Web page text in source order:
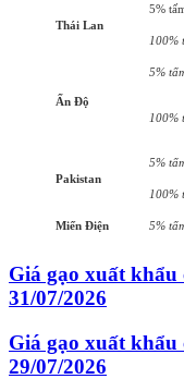
Thái Lan
5%
100%
Ấn Độ
5%
100%
Pakistan
5%
100%
Miến Điện 5%
Giá gạo xuất khẩu
31/07/2026
Giá gạo xuất khẩu
29/07/2026